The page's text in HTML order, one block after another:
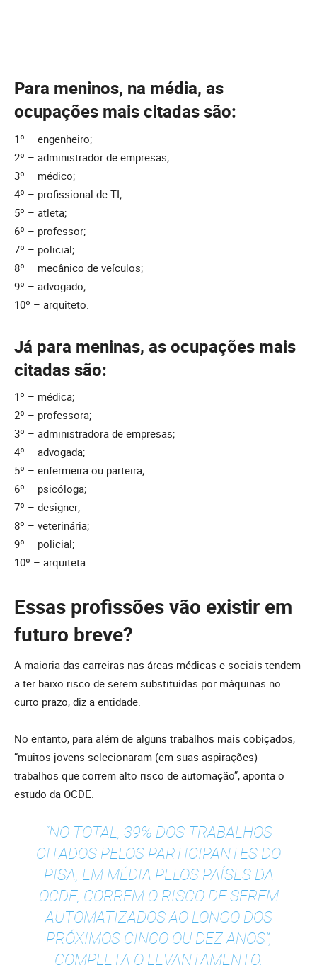
Para meninos, na média, as
ocupações mais citadas são:
1º – engenheiro;
2º – administrador de empresas;
3º – médico;
4º – profissional de TI;
5º – atleta;
6º – professor;
7º – policial;
8º – mecânico de veículos;
9º – advogado;
10º – arquiteto.
Já para meninas, as ocupações mais
citadas são:
1º – médica;
2º – professora;
3º – administradora de empresas;
4º – advogada;
5º – enfermeira ou parteira;
6º – psicóloga;
7º – designer;
8º – veterinária;
9º – policial;
10º – arquiteta.
Essas profissões vão existir em
futuro breve?
A maioria das carreiras nas áreas médicas e sociais tendem
a ter baixo risco de serem substituídas por máquinas no
curto prazo, diz a entidade.
No entanto, para além de alguns trabalhos mais cobiçados,
“muitos jovens selecionaram (em suas aspirações)
trabalhos que correm alto risco de automação”, aponta o
estudo da OCDE.
“NO TOTAL, 39% DOS TRABALHOS
CITADOS PELOS PARTICIPANTES DO
PISA, EM MÉDIA PELOS PAÍSES DA
OCDE, CORREM O RISCO DE SEREM
AUTOMATIZADOS AO LONGO DOS
PRÓXIMOS CINCO OU DEZ ANOS”,
COMPLETA O LEVANTAMENTO.